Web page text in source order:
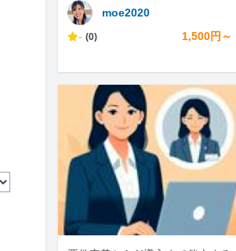
moe2020
- (0) 1,500円～